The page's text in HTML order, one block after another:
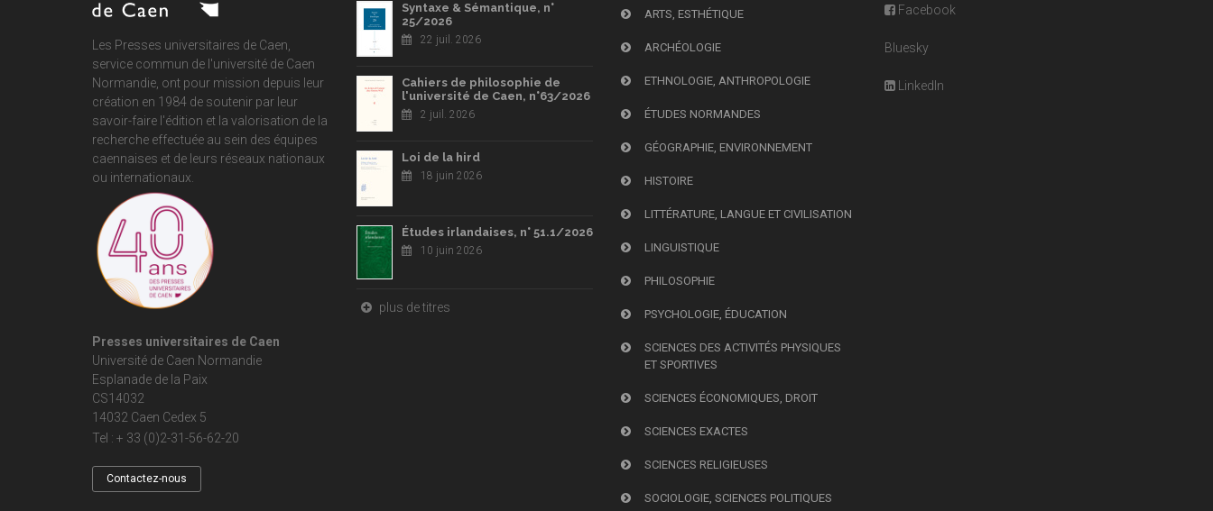
Les Presses universitaires de Caen,
service commun de l'université de Caen
Normandie, ont pour mission depuis leur
création en 1984 de soutenir par leur
savoir-faire l'édition et la valorisation de la
recherche effectuée au sein des équipes
caennaises et de leurs réseaux nationaux
ou internationaux.
Presses universitaires de Caen
Université de Caen Normandie
Esplanade de la Paix
CS14032
14032 Caen Cedex 5
Tel : + 33 (0)2-31-56-62-20
Contactez-nous
Syntaxe & Sémantique, n°
25/2026
22 juil. 2026
Cahiers de philosophie de
l'université de Caen, n°63/2026
2 juil. 2026
Loi de la hird
18 juin 2026
Études irlandaises, n° 51.1/2026
10 juin 2026
plus de titres
ARTS, ESTHÉTIQUE
ARCHÉOLOGIE
ETHNOLOGIE, ANTHROPOLOGIE
ÉTUDES NORMANDES
GÉOGRAPHIE, ENVIRONNEMENT
HISTOIRE
LITTÉRATURE, LANGUE ET CIVILISATION
LINGUISTIQUE
PHILOSOPHIE
PSYCHOLOGIE, ÉDUCATION
SCIENCES DES ACTIVITÉS PHYSIQUES
ET SPORTIVES
SCIENCES ÉCONOMIQUES, DROIT
SCIENCES EXACTES
SCIENCES RELIGIEUSES
SOCIOLOGIE, SCIENCES POLITIQUES
Facebook
Bluesky
LinkedIn